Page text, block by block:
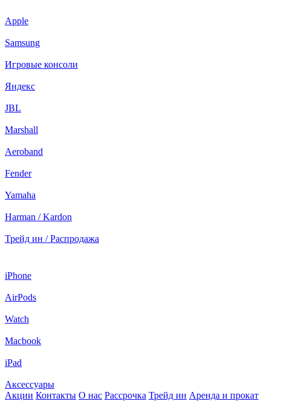
Apple
Samsung
Игровые консоли
Яндекс
JBL
Marshall
Aeroband
Fender
Yamaha
Harman / Kardon
Трейд ин / Распродажа
iPhone
AirPods
Watch
Macbook
iPad
Аксессуары
Акции Контакты О нас Рассрочка Трейд ин Аренда и прокат